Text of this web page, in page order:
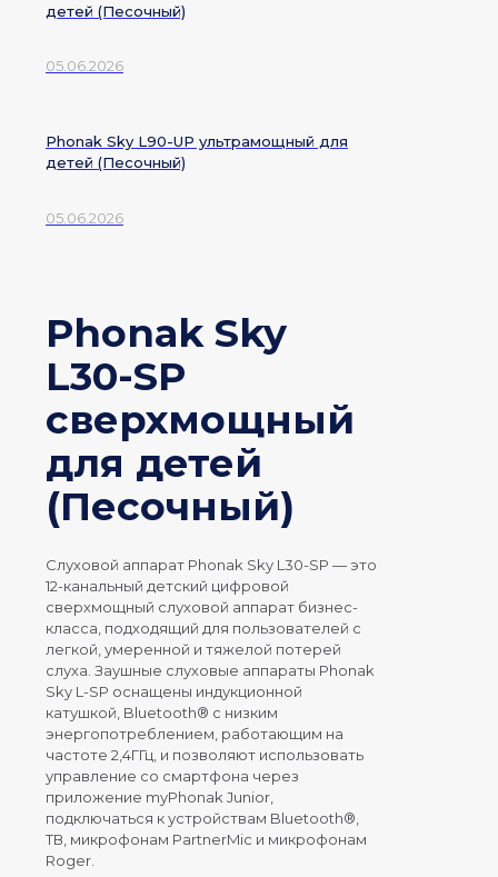
детей (Песочный)
05.06.2026
Phonak Sky L90-UP ультрамощный для
детей (Песочный)
05.06.2026
Phonak Sky
L30-SP
сверхмощный
для детей
(Песочный)
Слуховой аппарат Phonak Sky L30-SP — это
12-канальный детский цифровой
сверхмощный слуховой аппарат бизнес-
класса, подходящий для пользователей с
легкой, умеренной и тяжелой потерей
слуха. Заушные слуховые аппараты Phonak
Sky L-SP оснащены индукционной
катушкой, Bluetooth® с низким
энергопотреблением, работающим на
частоте 2,4ГГц, и позволяют использовать
управление со смартфона через
приложение myPhonak Junior,
подключаться к устройствам Bluetooth®,
ТВ, микрофонам PartnerMic и микрофонам
Roger.